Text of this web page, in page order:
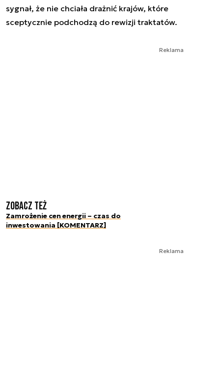
sygnał, że nie chciała drażnić krajów, które
sceptycznie podchodzą do rewizji traktatów.
Reklama
Zobacz też
Zamrożenie cen energii – czas do
inwestowania [KOMENTARZ]
Reklama